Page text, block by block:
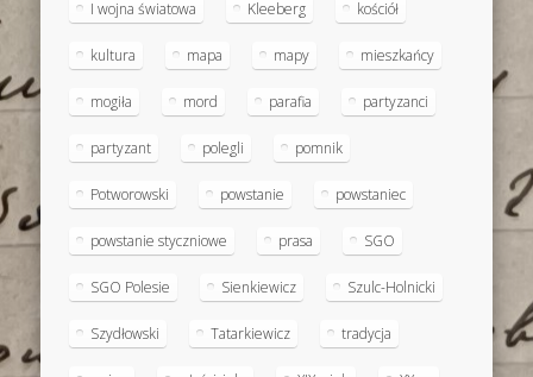
I wojna światowa Kleeberg kościół
kultura mapa mapy mieszkańcy
mogiła mord parafia partyzanci
partyzant polegli pomnik
Potworowski powstanie powstaniec
powstanie styczniowe prasa SGO
SGO Polesie Sienkiewicz Szulc-Holnicki
Szydłowski Tatarkiewicz tradycja